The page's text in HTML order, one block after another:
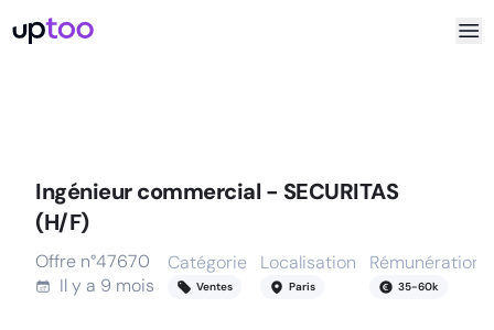
Ingénieur commercial - SECURITAS
(H/F)
Offre n°47670
Il y a 9 mois
Catégorie
Ventes
Localisation
Paris
Rémunération
35-60k